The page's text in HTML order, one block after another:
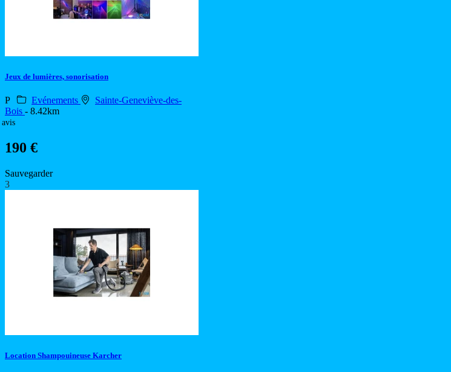
Jeux de lumières, sonorisation
P Evénements
Sainte-Geneviève-des-
Bois - 8.42km
avis
190 €
Sauvegarder
3
Location Shampouineuse Karcher